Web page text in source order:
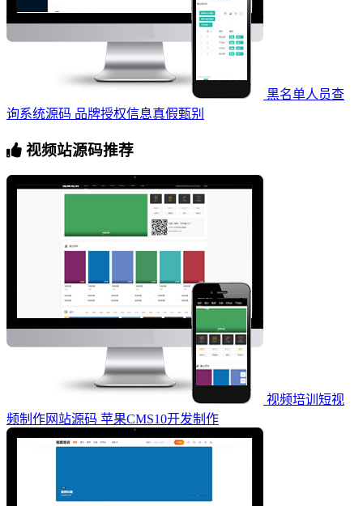
黑名单人员查
询系统源码 品牌授权信息真假甄别
视频站源码推荐
视频培训短视
频制作网站源码 苹果CMS10开发制作